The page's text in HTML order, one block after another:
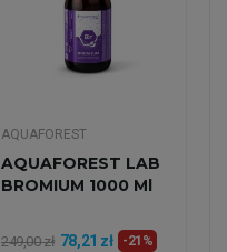
AQUAFOREST
AQUAFOREST LAB
BROMIUM 1000 Ml
249,00 zł 78,21 zł -21%